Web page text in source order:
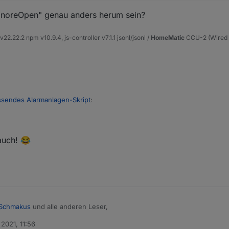
drauf achten, dass ein Melder nicht ewig auf Inaktiv bleibt, weil man
genau anders herum sein?
npm v10.9.4, js-controller v7.1.1 jsonl/jsonl / HomeMatic CCU-2 (Wired
Alarmanlagen-Skript:
ausgenommen
"ignoreOpen" genau anders herum sein?
😂
und alle anderen Leser,
eingebaut, einzelne Melder aus der Aussenhülle von der
11:56